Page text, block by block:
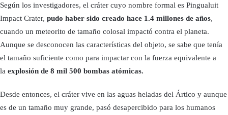
Según los investigadores, el cráter cuyo nombre formal es Pingualuit
Impact Crater, pudo haber sido creado hace 1.4 millones de años,
cuando un meteorito de tamaño colosal impactó contra el planeta.
Aunque se desconocen las características del objeto, se sabe que tenía
el tamaño suficiente como para impactar con la fuerza equivalente a
la explosión de 8 mil 500 bombas atómicas.
Desde entonces, el cráter vive en las aguas heladas del Ártico y aunque
es de un tamaño muy grande, pasó desapercibido para los humanos